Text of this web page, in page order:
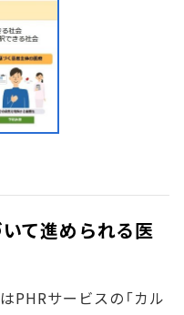
て進められる医
PHRサービスの「カル